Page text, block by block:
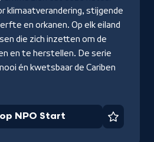
klimaatverandering, stijgende
en orkanen. Op elk eiland
die zich inzetten om de
en te herstellen. De serie
én kwetsbaar de Cariben
NPO Start